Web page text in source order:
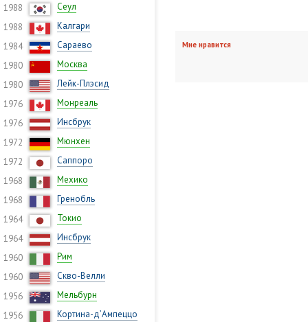
1988
Сеул
1988
Калгари
1984
Сараево
1980
Москва
1980
Лейк-Плэсид
1976
Монреаль
1976
Инсбрук
1972
Мюнхен
1972
Саппоро
1968
Мехико
1968
Гренобль
1964
Токио
1964
Инсбрук
1960
Рим
1960
Скво-Велли
1956
Мельбурн
1956
Кортина-д’Ампеццо
Мне нравится